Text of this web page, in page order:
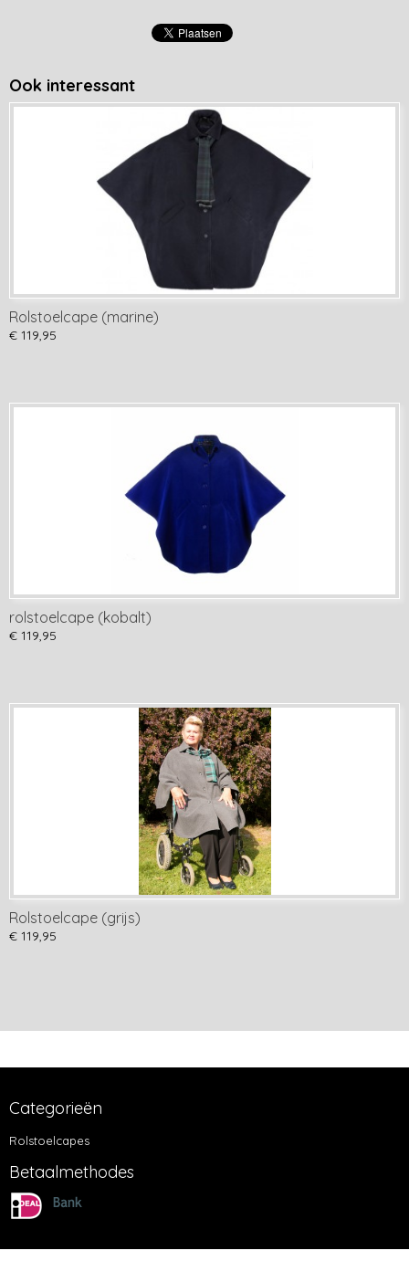
Ook interessant
Rolstoelcape (marine)
€ 119,95
rolstoelcape (kobalt)
€ 119,95
Rolstoelcape (grijs)
€ 119,95
Categorieën
Rolstoelcapes
Betaalmethodes